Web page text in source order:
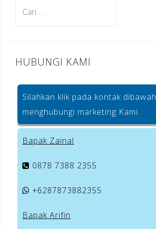
o
HUBUNGI KAMI
Silahkan klik pada kontak
menghubungi marketing Kami.
Bapak Zainal
0878 7388 2355
+6287873882355
Bapak Arifin